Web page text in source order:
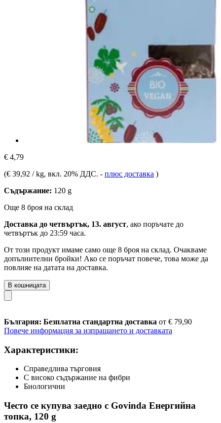
€ 4,79
(€ 39,92 / kg, вкл. 20% ДДС. - плюс доставка )
Съдържание: 120 g
Още 8 броя на склад
Доставка до четвъртък, 13. август, ако поръчате до
четвъртък до 23:59 часа.
От този продукт имаме само още 8 броя на склад. Очакваме
допълнителни бройки! Ако се поръчат повече, това може да
повлияе на датата на доставка.
В кошницата
България: Безплатна стандартна доставка от € 79,90
Повече информация за изпращането и доставката
Характеристики:
Справедлива търговия
С високо съдържание на фибри
Биологични
Често се купува заедно с Govinda Енергийна
топка, 120 g